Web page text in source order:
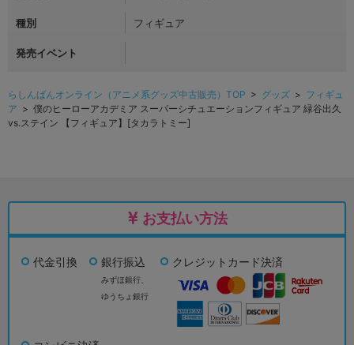
種別 フィギュア
発売イベント
らしんばんオンライン（アニメ系グッズ中古販売）TOP > グッズ > フィギュ
ア > 僕のヒーローアカデミア スーパーシチュエーションフィギュア 緑谷出久
vs.ステイン 【フィギュア】[タカラトミー]
お支払い方法
代金引換 銀行振込
みずほ銀行、
ゆうちょ銀行
クレジットカード決済